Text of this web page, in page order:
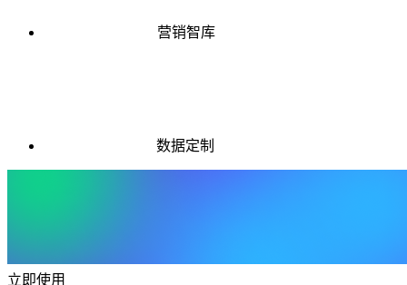
营销智库
数据定制
立即使用